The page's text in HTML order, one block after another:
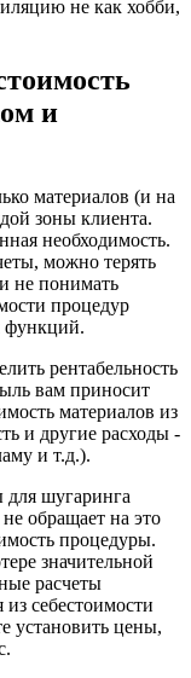
не как хобби,
и
материалов (и на
зоны клиента.
необходимость.
можно терять
не понимать
процедур
функций.
рентабельность
вам приносит
материалов из
и другие расходы -
и т.д.).
для шугаринга
обращает на это
процедуры.
значительной
расчеты
себестоимости
установить цены,